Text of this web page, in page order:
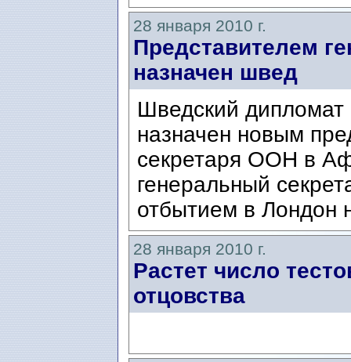
28 января 2010 г.
Представителем
назначен швед
Шведский
назначен новым
секретаря ООН в
генеральный
отбытием в Лондон
28 января 2010 г.
Растет число
отцовства